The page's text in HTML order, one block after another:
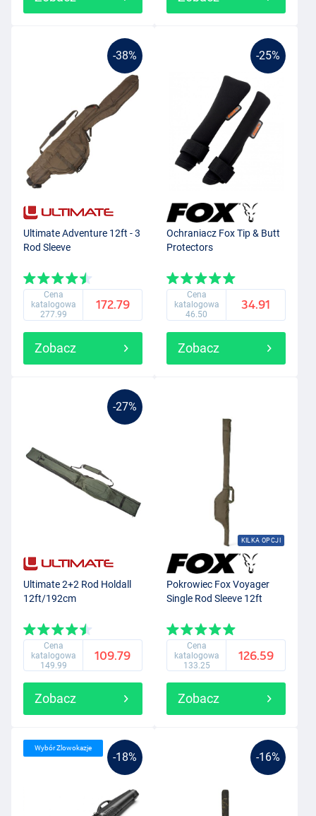
-38%
Ultimate Adventure 12ft - 3
Rod Sleeve
Cena
katalogowa
277.99
172.79
Zobacz
-25%
Ochraniacz Fox Tip & Butt
Protectors
Cena
katalogowa
46.50
34.91
Zobacz
-27%
Ultimate 2+2 Rod Holdall
12ft/192cm
Cena
katalogowa
149.99
109.79
Zobacz
KILKA OPCJI
Pokrowiec Fox Voyager
Single Rod Sleeve 12ft
Cena
katalogowa
133.25
126.59
Zobacz
-18%
Wybór Zlowokazje
-16%